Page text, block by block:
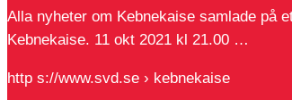
Alla nyheter om Kebnekaise samlade på
Kebnekaise. 11 okt 2021 kl 21.00 …
http s://www.svd.se › kebnekaise